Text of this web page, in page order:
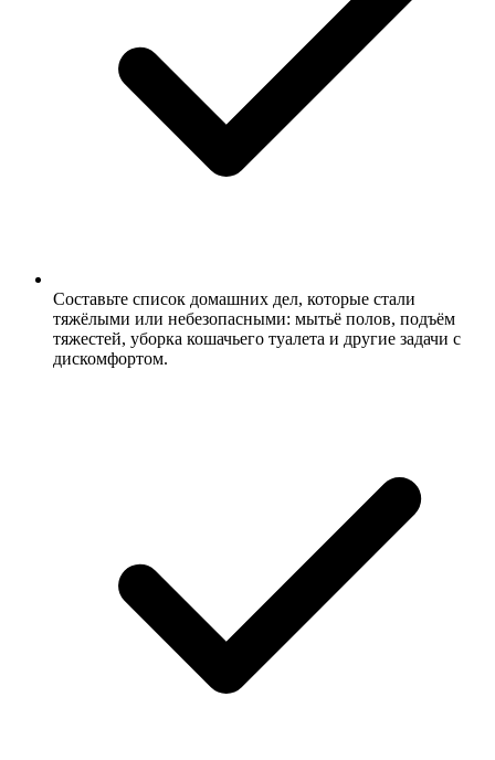
Составьте список домашних дел, которые стали
тяжёлыми или небезопасными: мытьё полов, подъём
тяжестей, уборка кошачьего туалета и другие задачи с
дискомфортом.